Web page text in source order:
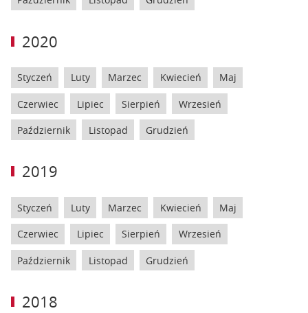
2020
Styczeń Luty Marzec Kwiecień Maj
Czerwiec Lipiec Sierpień Wrzesień
Październik Listopad Grudzień
2019
Styczeń Luty Marzec Kwiecień Maj
Czerwiec Lipiec Sierpień Wrzesień
Październik Listopad Grudzień
2018